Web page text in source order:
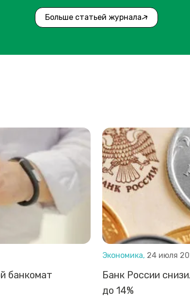
Больше статьей журнала
банкомат
Экономика, 24 июля
Банк России
до 14%